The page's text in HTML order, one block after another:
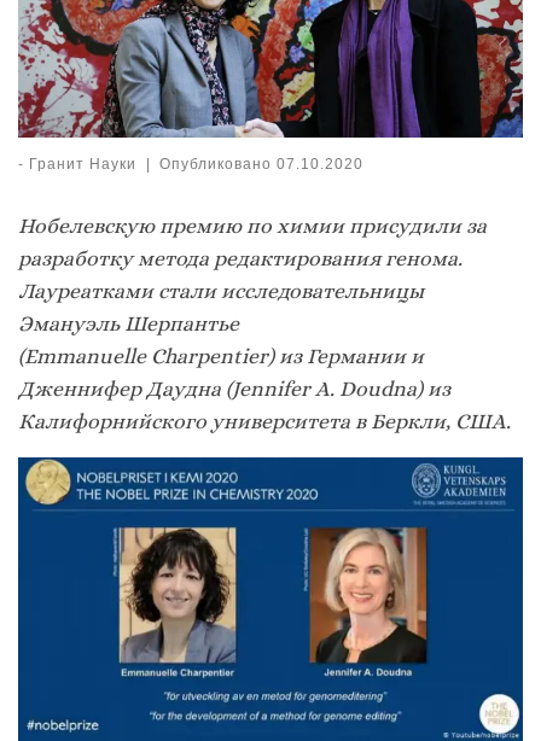
- Гранит Науки | Опубликовано07.10.2020
Нобелевскую премию по химии присудили за
разработку метода редактирования генома.
Лауреатками стали исследовательницы
Эмануэль Шерпантье
(Emmanuelle Charpentier) из Германии и
Дженнифер Даудна (Jennifer A. Doudna) из
Калифорнийского университета в Беркли, США.